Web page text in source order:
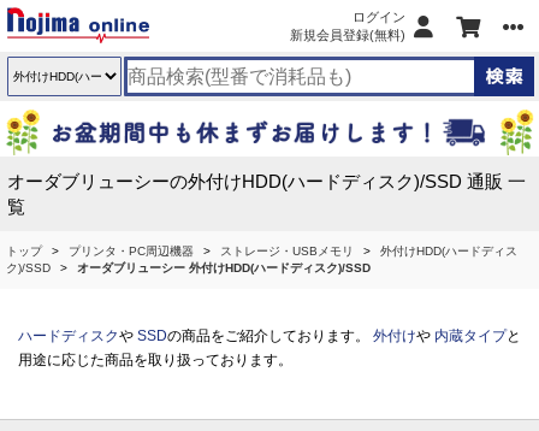
ログイン
新規会員登録(無料)
オーダブリューシーの外付けHDD(ハードディスク)/SSD 通販 一
覧
トップ プリンタ・PC周辺機器 ストレージ・USBメモリ
外付けHDD(ハードディス
ク)/SSD
オーダブリューシー 外付けHDD(ハードディスク)/SSD
ハードディスクや SSDの商品をご紹介しております。 外付けや 内蔵タイプと
用途に応じた商品を取り扱っております。